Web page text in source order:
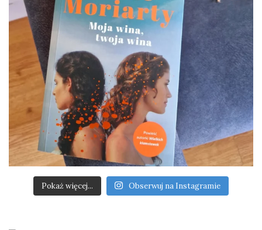
Pokaż więcej... Obserwuj na Instagramie